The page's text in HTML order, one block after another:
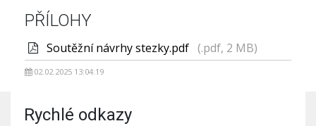
PŘÍLOHY
Soutěžní návrhy stezky.pdf (.pdf, 2 MB)
02.02.2025 13:04:19
Rychlé odkazy